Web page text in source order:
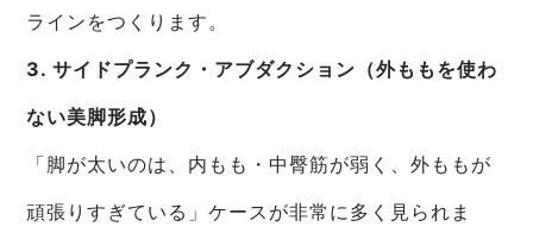
ラインをつくります。
3. サイドプランク・アブダクション（外ももを使わ
ない美脚形成）
「脚が太いのは、内もも・中臀筋が弱く、外ももが
頑張りすぎている」ケースが非常に多く見られま